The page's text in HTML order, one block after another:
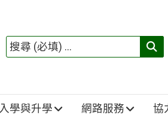
搜
入學與升學 網路服務 協